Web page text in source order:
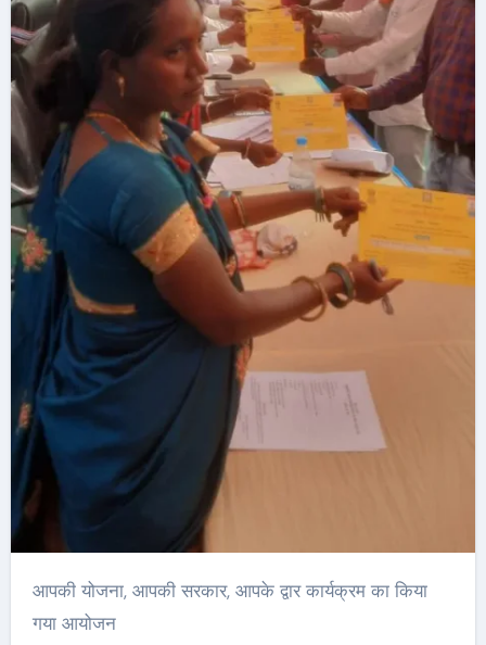
आपकी योजना, आपकी सरकार, आपके द्वार कार्यक्रम का किया
गया आयोजन